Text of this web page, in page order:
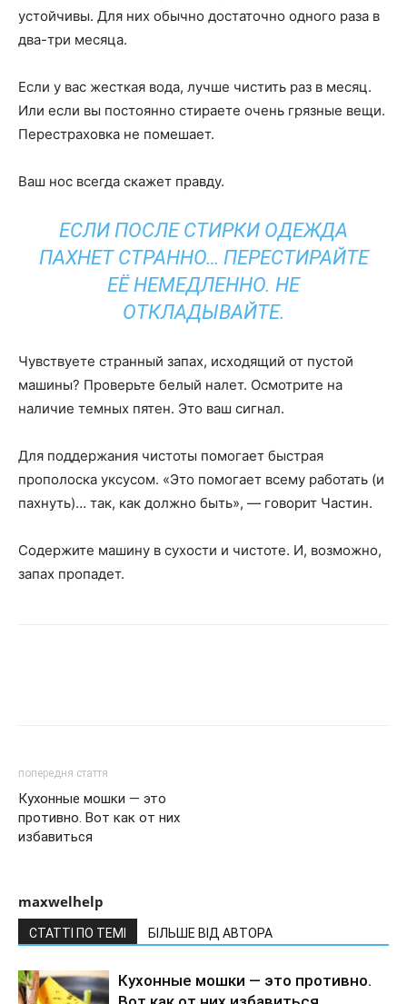
устойчивы. Для них обычно достаточно одного раза в
два-три месяца.
Если у вас жесткая вода, лучше чистить раз в месяц.
Или если вы постоянно стираете очень грязные вещи.
Перестраховка не помешает.
Ваш нос всегда скажет правду.
ЕСЛИ ПОСЛЕ СТИРКИ ОДЕЖДА
ПАХНЕТ СТРАННО… ПЕРЕСТИРАЙТЕ
ЕЁ НЕМЕДЛЕННО. НЕ
ОТКЛАДЫВАЙТЕ.
Чувствуете странный запах, исходящий от пустой
машины? Проверьте белый налет. Осмотрите на
наличие темных пятен. Это ваш сигнал.
Для поддержания чистоты помогает быстрая
прополоска уксусом. «Это помогает всему работать (и
пахнуть)… так, как должно быть», — говорит Частин.
Содержите машину в сухости и чистоте. И, возможно,
запах пропадет.
попередня стаття
Кухонные мошки — это
противно. Вот как от них
избавиться
maxwelhelp
СТАТТІ ПО ТЕМІ БІЛЬШЕ ВІД АВТОРА
Кухонные мошки — это противно.